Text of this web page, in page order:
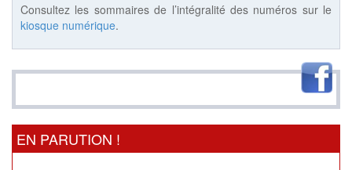
Consultez les sommaires de l’intégralité des numéros sur le
kiosque numérique.
EN PARUTION !